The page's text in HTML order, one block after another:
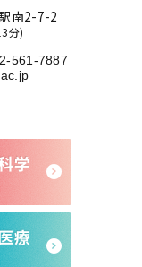
南2-7-2
分)
561-7887